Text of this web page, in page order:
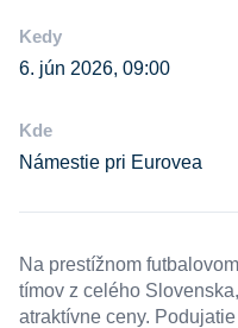
Kedy
6. jún 2026, 09:00
Kde
Námestie pri Eurovea
Na prestížnom
tímov z celého
atraktívne ceny.